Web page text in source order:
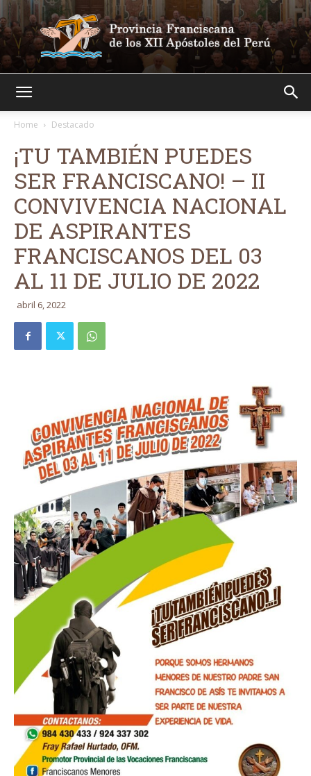
Home
Destacado
¡TU TAMBIÉN PUEDES
SER FRANCISCANO! – II
CONVIVENCIA NACIONAL
DE ASPIRANTES
FRANCISCANOS DEL 03
AL 11 DE JULIO DE 2022
abril 6, 2022